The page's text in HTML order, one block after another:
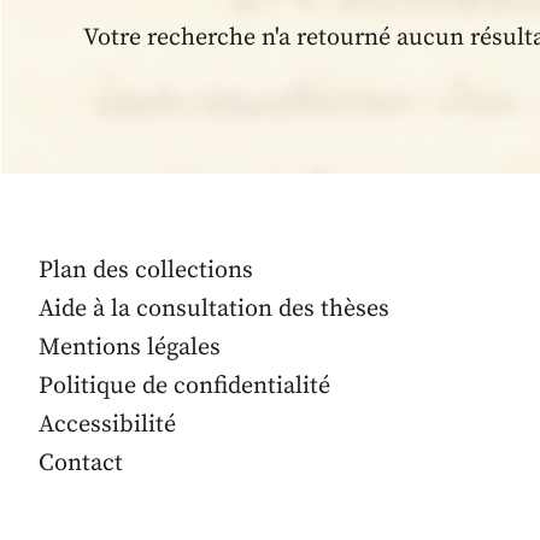
Votre recherche n'a retourné aucun
Plan des collections
Aide à la consultation des thèses
Mentions légales
Politique de confidentialité
Accessibilité
Contact